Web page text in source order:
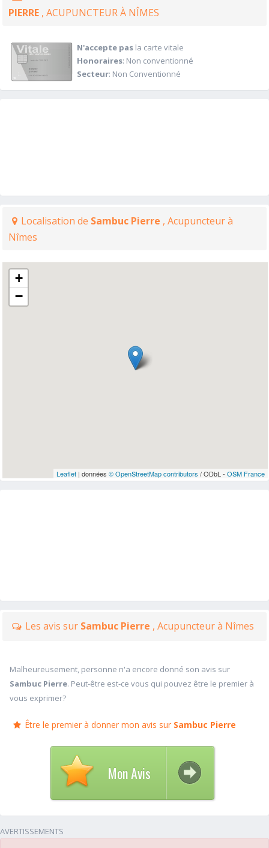
PIERRE , ACUPUNCTEUR À NÎMES
N'accepte pasla carte vitale
Honoraires: Non conventionné
Secteur: Non Conventionné
Localisation de Sambuc Pierre , Acupuncteur à
Nîmes
+
−
Leaflet| données © OpenStreetMap contributors / ODbL - OSM France
Les avis sur Sambuc Pierre , Acupuncteur à Nîmes
Malheureusement, personne n'a encore donné son avis sur
Sambuc Pierre. Peut-être est-ce vous qui pouvez être le premier à
vous exprimer?
Être le premier à donner mon avis sur Sambuc Pierre
Mon Avis
AVERTISSEMENTS